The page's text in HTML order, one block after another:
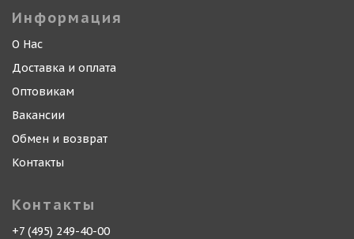
Информация
О Нас
Доставка и оплата
Оптовикам
Вакансии
Обмен и возврат
Контакты
Контакты
+7 (495) 249-40-00